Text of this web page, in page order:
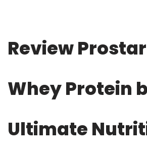
Review Prostar
Whey Protein
Ultimate